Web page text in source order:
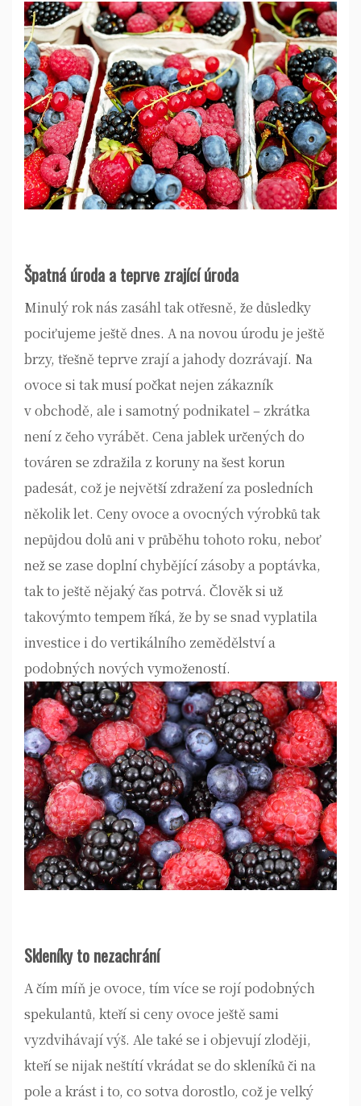
Špatná úroda a teprve zrající úroda
Minulý rok nás zasáhl tak otřesně, že důsledky
pociťujeme ještě dnes. A na novou úrodu je ještě
brzy, třešně teprve zrají a jahody dozrávají. Na
ovoce si tak musí počkat nejen zákazník
v obchodě, ale i samotný podnikatel – zkrátka
není z čeho vyrábět. Cena jablek určených do
továren se zdražila z koruny na šest korun
padesát, což je největší zdražení za posledních
několik let. Ceny ovoce a ovocných výrobků tak
nepůjdou dolů ani v průběhu tohoto roku, neboť
než se zase doplní chybějící zásoby a poptávka,
tak to ještě nějaký čas potrvá. Člověk si už
takovýmto tempem říká, že by se snad vyplatila
investice i do vertikálního zemědělství a
podobných nových vymožeností.
Skleníky to nezachrání
A čím míň je ovoce, tím více se rojí podobných
spekulantů, kteří si ceny ovoce ještě sami
vyzdvihávají výš. Ale také se i objevují zloději,
kteří se nijak neštítí vkrádat se do skleníků či na
pole a krást i to, co sotva dorostlo, což je velký